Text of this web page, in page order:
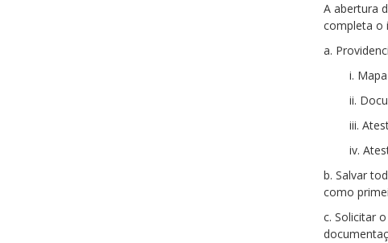
A abertura
completa o
a.
i.
ii.
iii.
iv.
b. Salvar
como
c. Solicitar